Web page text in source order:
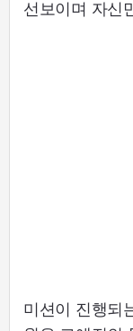
선보이며 자신
미션이 진행되